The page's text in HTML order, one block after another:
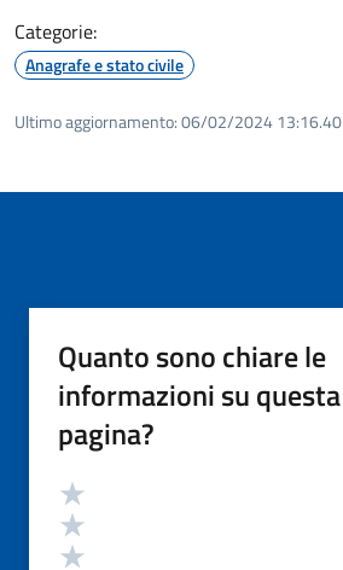
Categorie:
Anagrafe e stato civile
Ultimo aggiornamento:06/02/2024 13:16.40
Quanto sono chiare le
informazioni su questa
pagina?
Valutazione